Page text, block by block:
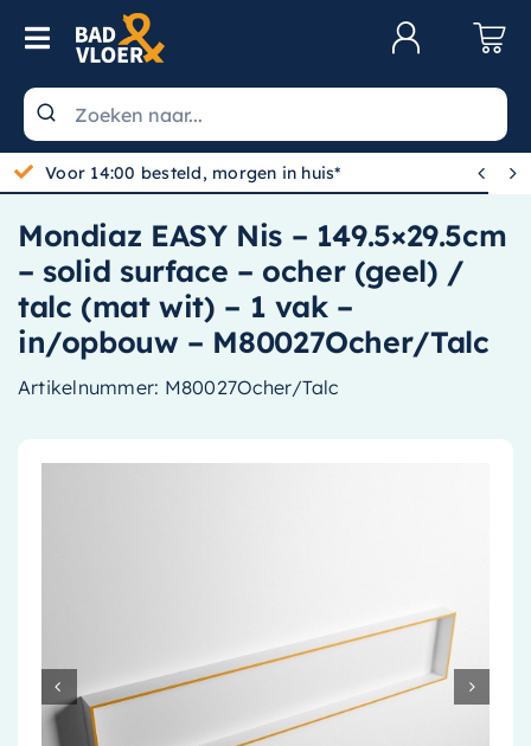
Skip to content
Toggle Navigation
Wastafels
Toiletten
Spiegels
Kranen
Douche
Badkamermeubels
PVC
Tegels
Gratis bezorgd vanaf 100,-
 
Mondiaz EASY Nis – 149.5×29.5cm
– solid surface – ocher (geel) /
talc (mat wit) – 1 vak –
in/opbouw – M80027Ocher/Talc
Artikelnummer: M80027Ocher/Talc